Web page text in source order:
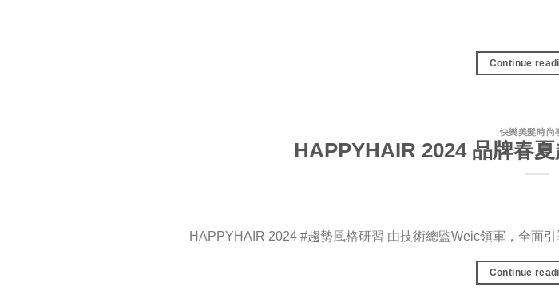
Continue
快樂美髮時尚
HAPPYHAIR 2024 品牌春夏
HAPPYHAIR 2024 #趨勢風格研習 由技術總監Weic領軍，全面
Continue